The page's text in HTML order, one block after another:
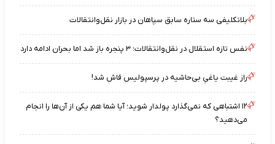
بلاتکلیفی سه ستاره سابق سپاهان در بازار نقل‌وانتقالات
نفس تازه استقلال در نقل‌وانتقالات؛ ۳ پنجره باز شد اما بحران ادامه دارد
راز غیبت یاغیِ بی‌حاشیه در پرسپولیس فاش شد!
۱۲ اشتباهی که نمی‌گذارد پولدار شوید؛ آیا شما هم یکی از آن‌ها را انجام
می‌دهید؟